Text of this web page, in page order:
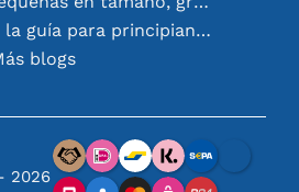
Protocolo RS232: la guía para principiantes
blogs
2026